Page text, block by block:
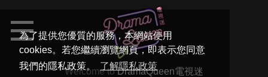
為了提供您優質的服務，本網站使用
cookies。若您繼續瀏覽網頁，即表示您同意
我們的隱私政策。
了解隱私政策
Welcome toDramaQueen電視迷